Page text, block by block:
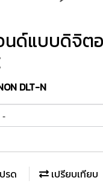
นด์แบบดิจิต
DLT-N
รด
เปรียบเทียบ